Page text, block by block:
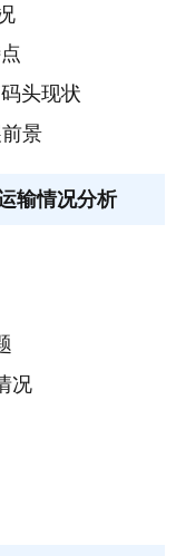
头现状
景
输情况分析
况